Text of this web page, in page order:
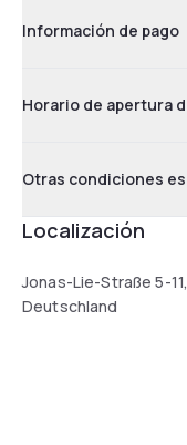
Información de pago
Horario de apertura
Otras condiciones
Localización
Jonas-Lie-Straße 5-
Deutschland